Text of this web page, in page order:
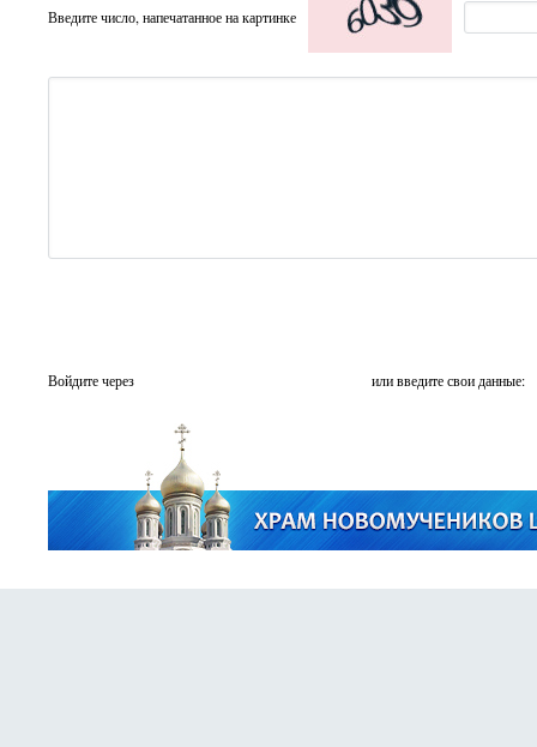
Введите число, напечатанное на картинке
Войдите через или введите свои данные: